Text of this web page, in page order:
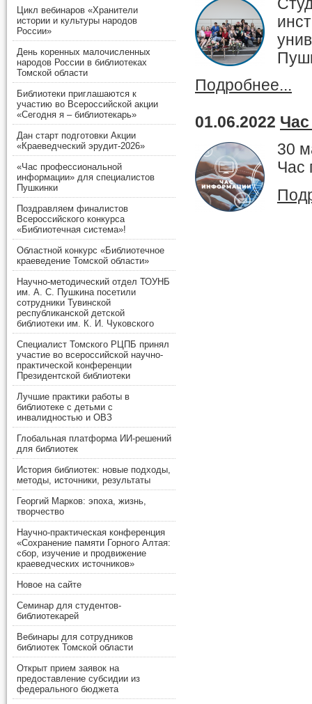
Цикл вебинаров «Хранители
истории и культуры народов
России»
День коренных малочисленных
народов России в библиотеках
Томской области
Библиотеки приглашаются к
участию во Всероссийской акции
«Сегодня я – библиотекарь»
Дан старт подготовки Акции
«Краеведческий эрудит-2026»
«Час профессиональной
информации» для специалистов
Пушкинки
Поздравляем финалистов
Всероссийского конкурса
«Библиотечная система»!
Областной конкурс «Библиотечное
краеведение Томской области»
Научно-методический отдел ТОУНБ
им. А. С. Пушкина посетили
сотрудники Тувинской
республиканской детской
библиотеки им. К. И. Чуковского
Специалист Томского РЦПБ принял
участие во всероссийской научно-
практической конференции
Президентской библиотеки
Лучшие практики работы в
библиотеке с детьми с
инвалидностью и ОВЗ
Глобальная платформа ИИ-решений
для библиотек
История библиотек: новые подходы,
методы, источники, результаты
Георгий Марков: эпоха, жизнь,
творчество
Научно-практическая конференция
«Сохранение памяти Горного Алтая:
сбор, изучение и продвижение
краеведческих источников»
Новое на сайте
Семинар для студентов-
библиотекарей
Вебинары для сотрудников
библиотек Томской области
Открыт прием заявок на
предоставление субсидии из
федерального бюджета
Подробнее...
01.06.2022
30
Час